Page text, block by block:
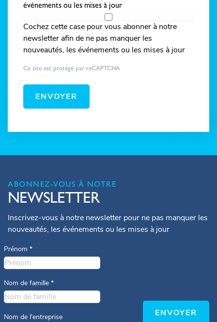
événements ou les mises à jour
Cochez cette case pour vous abonner à notre
newsletter afin de ne pas manquer les
nouveautés, les événements ou les mises à jour
Ce site est protégé par reCAPTCHA
ENVOYER
ABONNEZ-VOUS À NOTRE
NEWSLETTER
Inscrivez-vous à notre newsletter pour ne pas manquer les
nouveautés, les événements ou les mises à jour
Prénom *
Nom de famille *
Nom de l'entreprise ENVOYER